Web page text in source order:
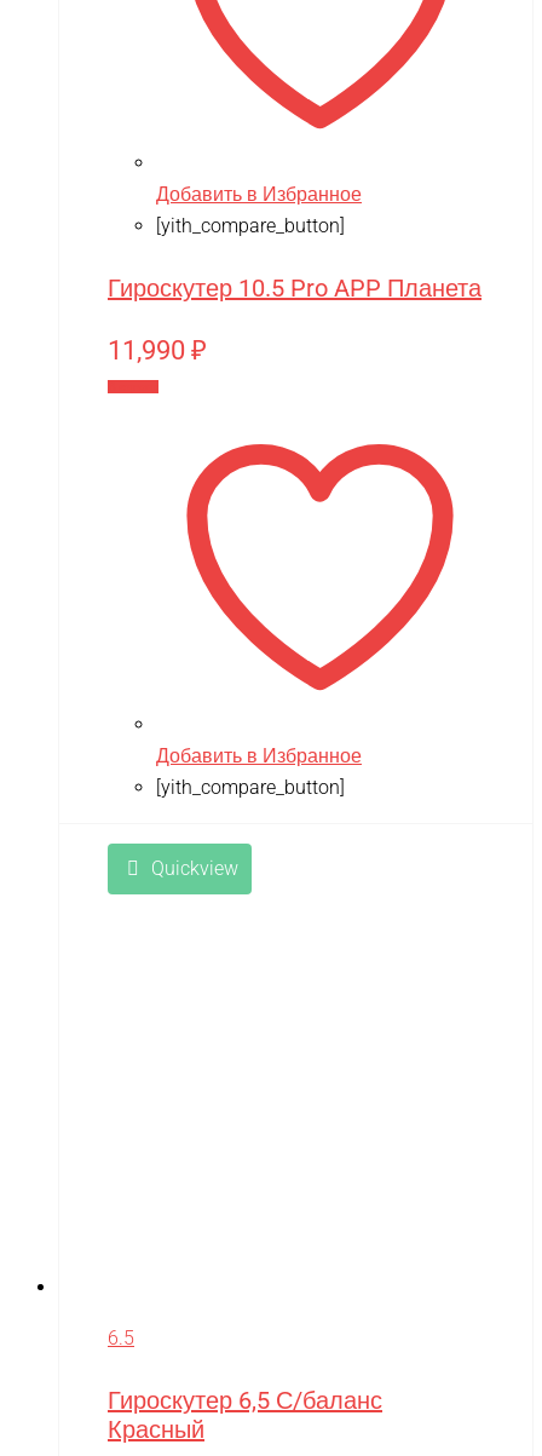
Добавить в Избранное
[yith_compare_button]
Гироскутер 10.5 Pro APP Планета
11,990 ₽
Добавить в Избранное
[yith_compare_button]
Quickview
6.5
Гироскутер 6,5 С/баланс
Красный